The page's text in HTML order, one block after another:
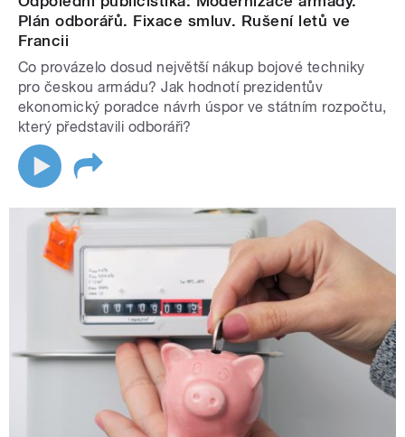
Plán odborářů. Fixace smluv. Rušení letů ve
Francii
Co provázelo dosud největší nákup bojové techniky
pro českou armádu? Jak hodnotí prezidentův
ekonomický poradce návrh úspor ve státním rozpočtu,
který představili odboráři?